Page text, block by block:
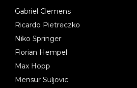
Gabriel Clemens
Ricardo Pietreczko
Niko Springer
Florian Hempel
Max Hopp
Mensur Suljovic